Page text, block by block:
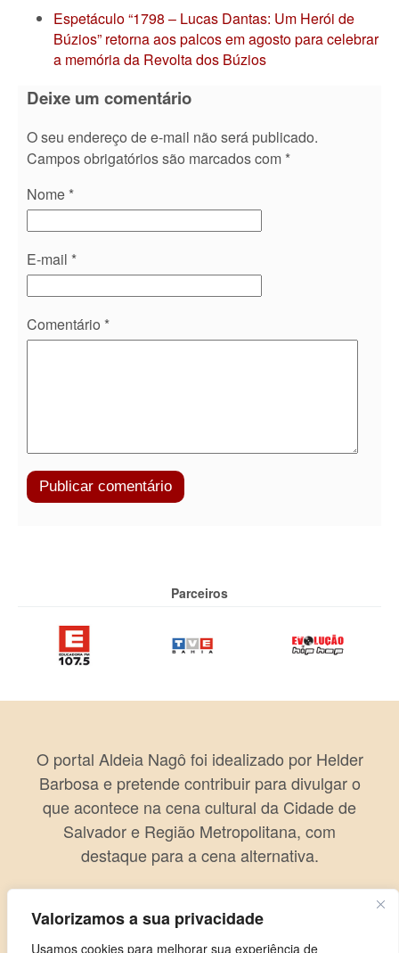
Valorizamos a sua privacidade
Usamos cookies para melhorar sua experiência de
Espetáculo “1798 – Lucas Dantas: Um Herói de
Búzios” retorna aos palcos em agosto para celebrar
a memória da Revolta dos Búzios
Deixe um comentário
O seu endereço de e-mail não será publicado.
Campos obrigatórios são marcados com *
Nome *
E-mail *
Comentário *
Parceiros
O portal Aldeia Nagô foi idealizado por Helder
Barbosa e pretende contribuir para divulgar o
que acontece na cena cultural da Cidade de
Salvador e Região Metropolitana, com
destaque para a cena alternativa.